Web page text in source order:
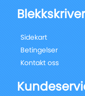
Sidekart
Betingelser
Kontakt oss